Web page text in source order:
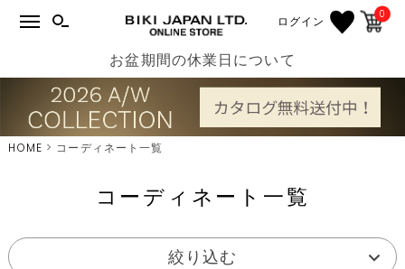
ログイン 0
お盆期間の休業日について
HOME コーディネート一覧
コーディネート一覧
絞り込む